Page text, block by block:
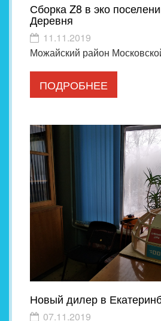
Сборка Z8 в эко
Деревня
11.11.2019
Можайский район
ПОДРОБНЕЕ
Новый дилер в
07.11.2019